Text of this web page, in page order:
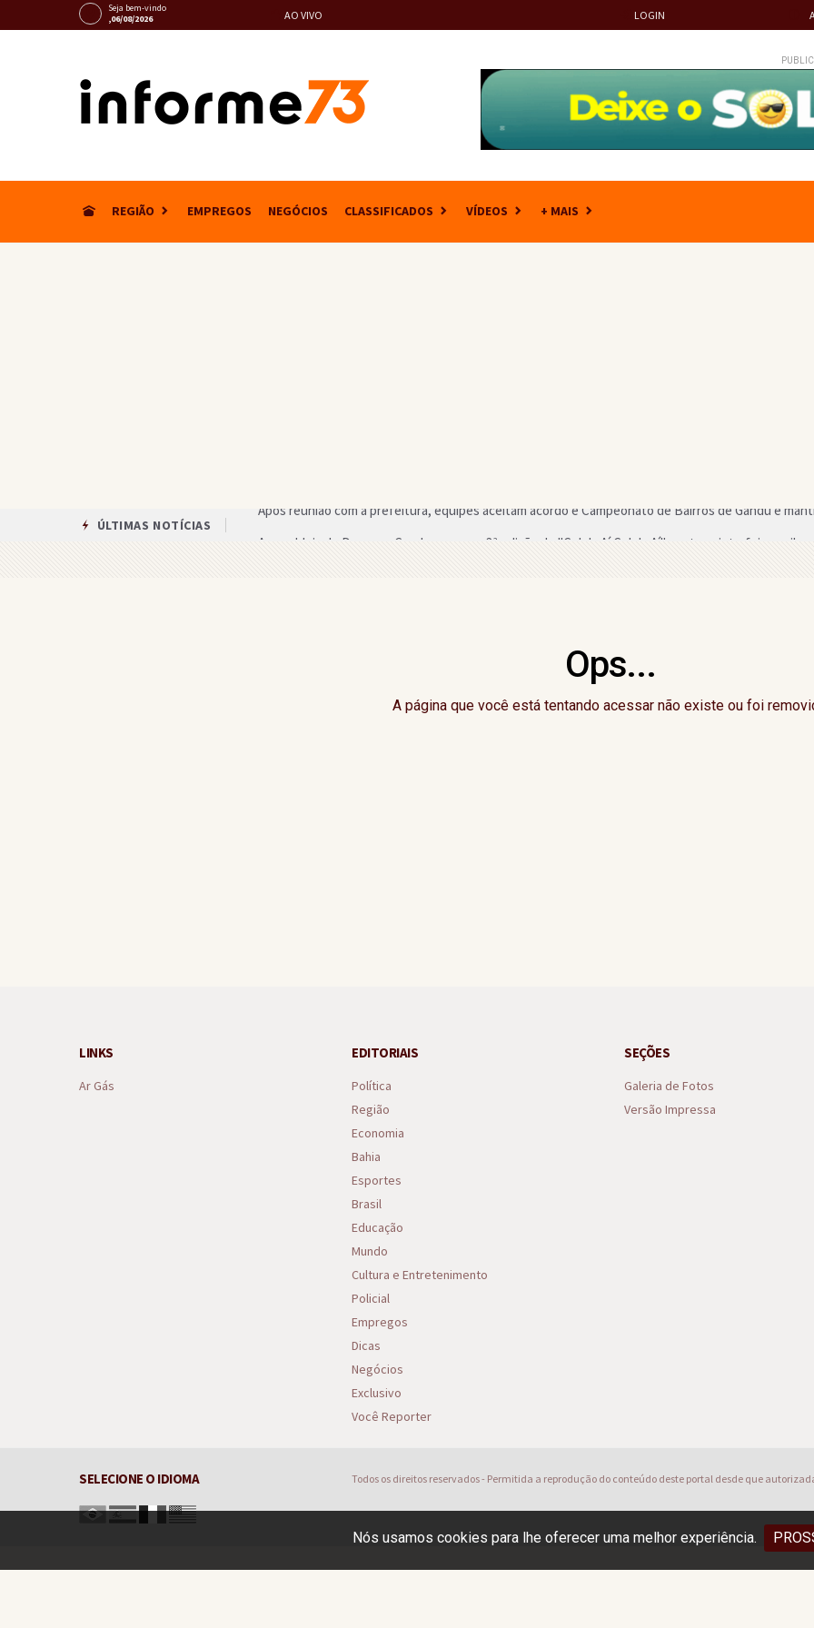
Nós usamos cookies para lhe oferecer uma melhor experiência.
Seja bem-vindo
,06/08/2026
AO VIVO LOGIN
REGIÃO EMPREGOS NEGÓCIOS CLASSIFICADOS VÍDEOS + MAIS
ÚLTIMAS NOTÍCIAS
Arroba do cacau volta a superar R$ 350 na região com valorização do mercado
Advogado é preso suspeito de integrar grupo criminoso responsável por fraudes fundiárias na Bahia
Ops...
A página que você está tentando acessar não existe ou foi
LINKS
Ar Gás
EDITORIAIS
Política
Região
Economia
Bahia
Esportes
Brasil
Educação
Mundo
Cultura e Entretenimento
Policial
Empregos
Dicas
Negócios
Exclusivo
Você Reporter
SEÇÕES
Galeria de Fotos
Versão Impressa
SELECIONE O IDIOMA Todos os direitos reservados - Permitida a reprodução do conteúdo deste portal desde que